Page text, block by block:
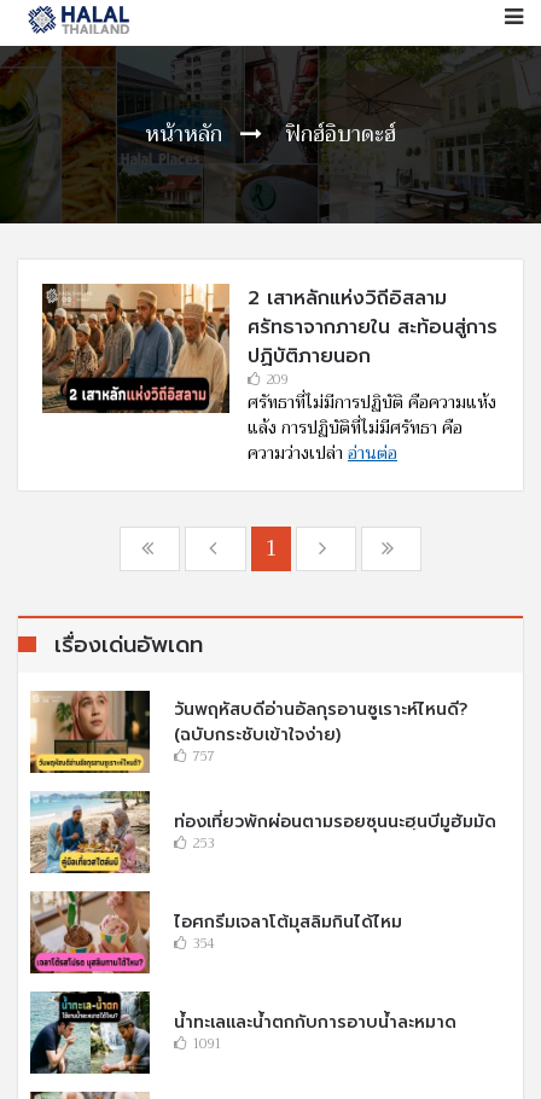
หน้าหลัก ฟิกฮ์อิบาดะฮ์
2 เสาหลักแห่งวิถีอิสลาม
ศรัทธาจากภายใน สะท้อนสู่การ
ปฏิบัติภายนอก
209
ศรัทธาที่ไม่มีการปฏิบัติ คือความแห้ง
แล้ง การปฏิบัติที่ไม่มีศรัทธา คือ
ความว่างเปล่า อ่านต่อ
1
เรื่องเด่นอัพเดท
วันพฤหัสบดีอ่านอัลกุรอานซูเราะห์ไหนดี?
(ฉบับกระชับเข้าใจง่าย)
757
ท่องเที่ยวพักผ่อนตามรอยซุนนะฮฺนบีมูฮัมมัด
253
ไอศกรีมเจลาโต้มุสลิมกินได้ไหม
354
น้ำทะเลและน้ำตกกับการอาบน้ำละหมาด
1091